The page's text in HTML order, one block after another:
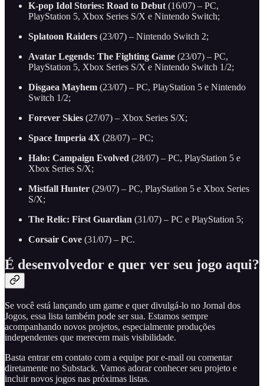
K-pop Idol Stories: Road to Debut (16/07) – PC,
PlayStation 5, Xbox Series S/X e Nintendo Switch;
Splatoon Raiders (23/07) – Nintendo Switch 2;
Avatar Legends: The Fighting Game (23/07) – PC,
PlayStation 5, Xbox Series S/X e Nintendo Switch 1/2;
Disgaea Mayhem (23/07) – PC, PlayStation 5 e Nintendo
Switch 1/2;
Forever Skies (27/07) – Xbox Series S/X;
Space Imperia 4X (28/07) – PC;
Halo: Campaign Evolved (28/07) – PC, PlayStation 5 e
Xbox Series S/X;
Mistfall Hunter (29/07) – PC, PlayStation 5 e Xbox Series
S/X;
The Relic: First Guardian (31/07) – PC e PlayStation 5;
Corsair Cove (31/07) – PC.
É desenvolvedor e quer ver seu jogo aqui?
Se você está lançando um game e quer divulgá-lo no Jornal dos
Jogos, essa lista também pode ser sua. Estamos sempre
acompanhando novos projetos, especialmente produções
independentes que merecem mais visibilidade.
Basta entrar em contato com a equipe por e-mail ou comentar
diretamente no Substack. Vamos adorar conhecer seu projeto e
incluir novos jogos nas próximas listas.